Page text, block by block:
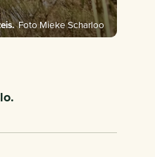
Foto Mieke Scharloo